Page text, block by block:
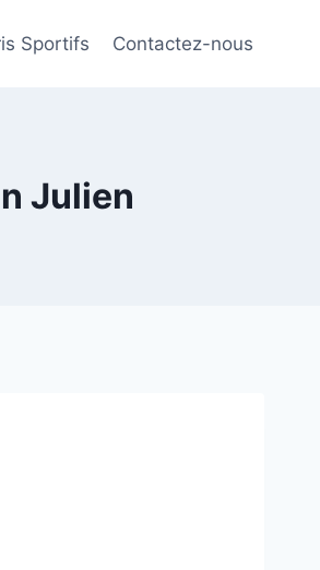
Sportifs Contactez-nous
Julien